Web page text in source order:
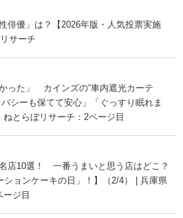
俳優」は？【2026年版・人気投票実施
サーチ
った」 カインズの“車内遮光カーテ
シーも保てて安心」「ぐっすり眠れま
とらぼリサーチ：2ページ目
店10選！ 一番うまいと思う店はどこ？
ションケーキの日」！】（2/4） | 兵庫県
ジ目